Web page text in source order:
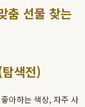
춤 선물 찾는
색전)
아하는 색상, 자주 사